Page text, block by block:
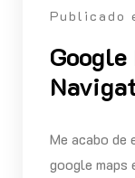
Publicado
Me acabo de
google maps